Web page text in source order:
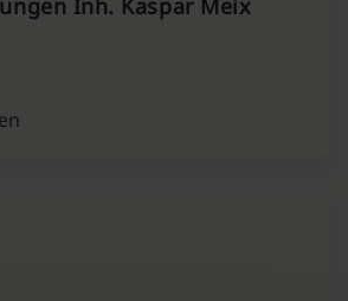
Inh. Kaspar Meix